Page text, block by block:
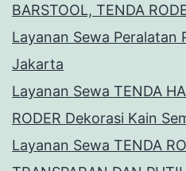
BARSTOOL, TENDA
Layanan Sewa Peralatan
Jakarta
Layanan Sewa TENDA
RODER Dekorasi Kain
Layanan Sewa TENDA